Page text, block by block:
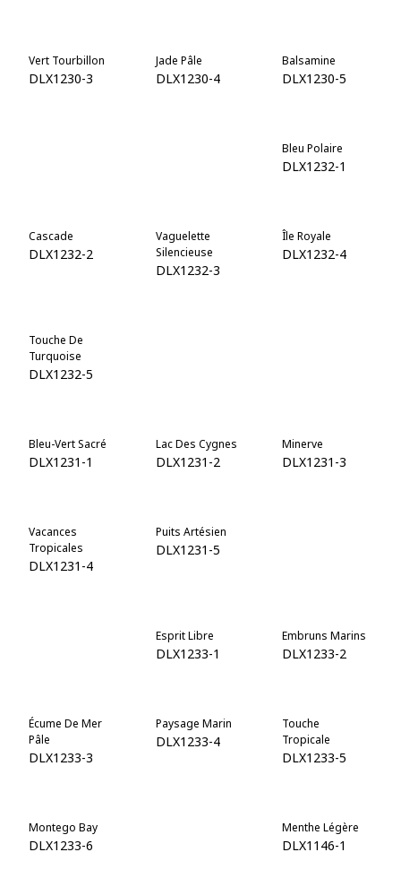
Vert Tourbillon
DLX1230-3
Jade Pâle
DLX1230-4
Balsamine
DLX1230-5
Bleu Polaire
DLX1232-1
Cascade
DLX1232-2
Vaguelette
Silencieuse
DLX1232-3
Île Royale
DLX1232-4
Touche De
Turquoise
DLX1232-5
Bleu-Vert Sacré
DLX1231-1
Lac Des Cygnes
DLX1231-2
Minerve
DLX1231-3
Vacances
Tropicales
DLX1231-4
Puits Artésien
DLX1231-5
Esprit Libre
DLX1233-1
Embruns Marins
DLX1233-2
Écume De Mer
Pâle
DLX1233-3
Paysage Marin
DLX1233-4
Touche
Tropicale
DLX1233-5
Montego Bay
DLX1233-6
Menthe Légère
DLX1146-1